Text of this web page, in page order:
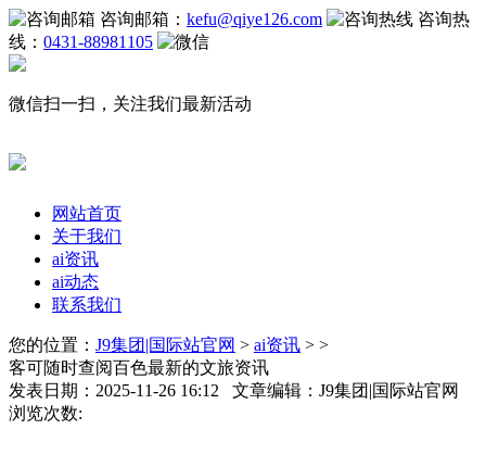
咨询邮箱： kefu@qiye126.com
咨询热
线： 0431-88981105
微信扫一扫，关注我们最新活动
网站首页
关于我们
ai资讯
ai动态
联系我们
您的位置： J9集团|国际站官网 > ai资讯 > >
客可随时查阅百色最新的文旅资讯
发表日期：2025-11-26 16:12 文章编辑：J9集团|国际站官网
浏览次数: